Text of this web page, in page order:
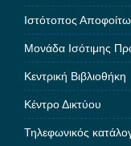
Ιστότοπος
Μονάδα Ισότιμης
Κεντρική Βιβλιοθήκη
Κέντρο Δικτύου
Τηλεφωνικός